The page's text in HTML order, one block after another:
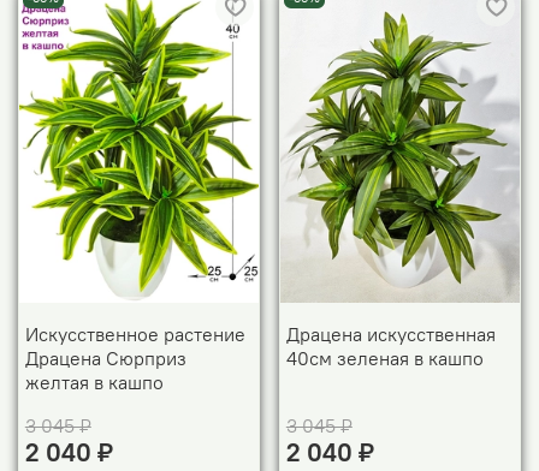
Искусственное растение
Драцена Сюрприз
желтая в кашпо
3 045 ₽
2 040 ₽
Драцена искусственная
40см зеленая в кашпо
3 045 ₽
2 040 ₽